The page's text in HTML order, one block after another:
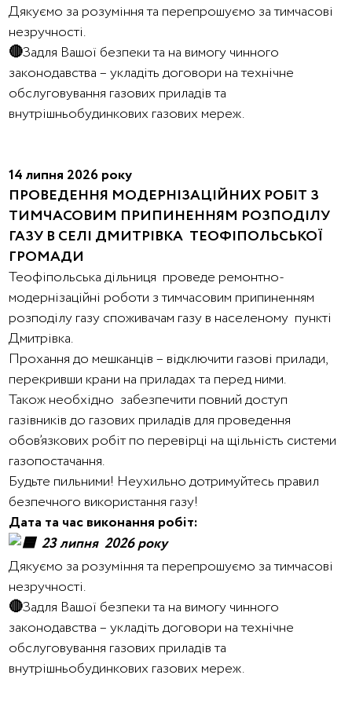
Дякуємо за розуміння та перепрошуємо за тимчасові
незручності.
🔴Задля Вашої безпеки та на вимогу чинного
законодавства – укладіть договори на технічне
обслуговування газових приладів та
внутрішньобудинкових газових мереж.
14 липня 2026 року
ПРОВЕДЕННЯ МОДЕРНІЗАЦІЙНИХ РОБІТ З
ТИМЧАСОВИМ ПРИПИНЕННЯМ РОЗПОДІЛУ
ГАЗУ В СЕЛІ ДМИТРІВКА ТЕОФІПОЛЬСЬКОЇ
ГРОМАДИ
Теофіпольська дільниця проведе ремонтно-
модернізаційні роботи з тимчасовим припиненням
розподілу газу споживачам газу в населеному пункті
Дмитрівка.
Прохання до мешканців – відключити газові прилади,
перекривши крани на приладах та перед ними.
Також необхідно забезпечити повний доступ
газівників до газових приладів для проведення
обов’язкових робіт по перевірці на щільність системи
газопостачання.
Будьте пильними! Неухильно дотримуйтесь правил
безпечного використання газу!
Дата та час виконання робіт:
23 липня 2026 року
Дякуємо за розуміння та перепрошуємо за тимчасові
незручності.
🔴Задля Вашої безпеки та на вимогу чинного
законодавства – укладіть договори на технічне
обслуговування газових приладів та
внутрішньобудинкових газових мереж.